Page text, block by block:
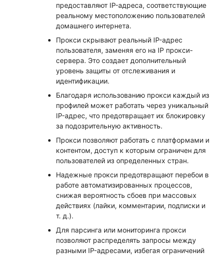
предоставляют IP-адреса, соответствующие
реальному местоположению пользователей
домашнего интернета.
Прокси скрывают реальный IP-адрес
пользователя, заменяя его на IP прокси-
сервера. Это создает дополнительный
уровень защиты от отслеживания и
идентификации.
Благодаря использованию прокси каждый из
профилей может работать через уникальный
IP-адрес, что предотвращает их блокировку
за подозрительную активность.
Прокси позволяют работать с платформами и
контентом, доступ к которым ограничен для
пользователей из определенных стран.
Надежные прокси предотвращают перебои в
работе автоматизированных процессов,
снижая вероятность сбоев при массовых
действиях (лайки, комментарии, подписки и
т. д.).
Для парсинга или мониторинга прокси
позволяют распределять запросы между
разными IP-адресами, избегая ограничений